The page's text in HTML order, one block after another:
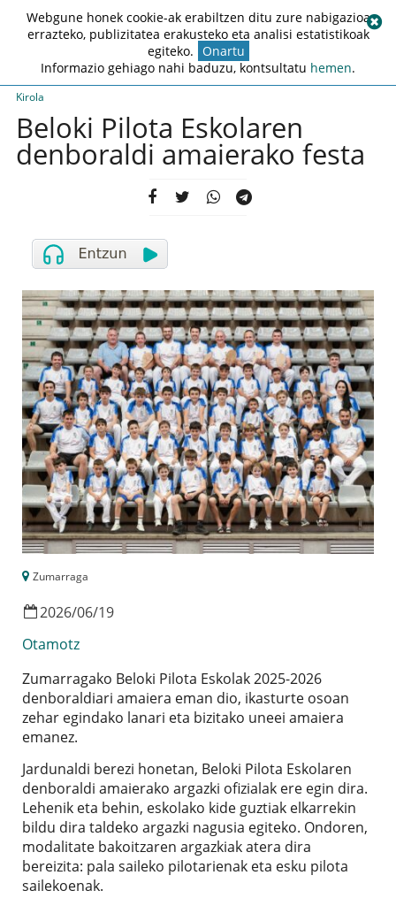
Kirola
Beloki Pilota Eskolaren
denboraldi amaierako festa
Zumarraga
2026/06/19
Otamotz
Zumarragako Beloki Pilota Eskolak 2025-2026
denboraldiari amaiera eman dio, ikasturte osoan
zehar egindako lanari eta bizitako uneei amaiera
emanez.
Jardunaldi berezi honetan, Beloki Pilota Eskolaren
denboraldi amaierako argazki ofizialak ere egin dira.
Lehenik eta behin, eskolako kide guztiak elkarrekin
bildu dira taldeko argazki nagusia egiteko. Ondoren,
modalitate bakoitzaren argazkiak atera dira
bereizita: pala saileko pilotarienak eta esku pilota
sailekoenak.
Webgune honek cookie-ak erabiltzen ditu zure nabigazioa
errazteko, publizitatea erakusteko eta analisi estatistikoak
egiteko. Onartu
Informazio gehiago nahi baduzu, kontsultatu hemen.